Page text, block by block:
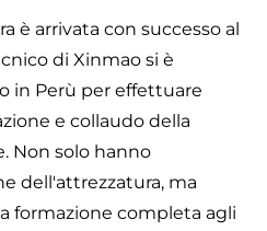
è arrivata con successo al
di Xinmao si è
in Perù per effettuare
e collaudo della
Non solo hanno
dell'attrezzatura, ma
formazione completa agli